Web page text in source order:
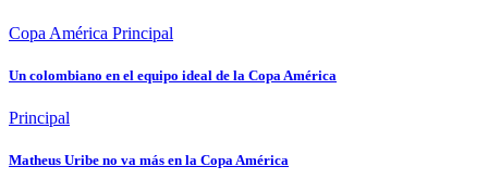
Copa América Principal
Un colombiano en el equipo ideal de la Copa América
Principal
Matheus Uribe no va más en la Copa América